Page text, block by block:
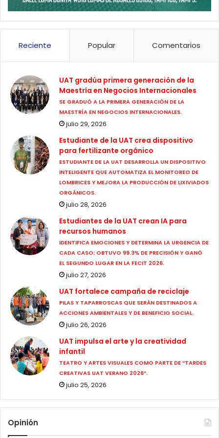
Reciente Popular Comentarios
UAT gradúa primera generación de la
Maestría en Negocios Internacionales
SE GRADUÓ A LA PRIMERA GENERACIÓN DE LA
MAESTRÍA EN NEGOCIOS INTERNACIONALES.
julio 29, 2026
Estudiante de la UAT crea dispositivo
para fertilizante orgánico
ESTUDIANTE DE LA UAT DESARROLLA UN DISPOSITIVO
INTELIGENTE QUE AUTOMATIZA EL MONITOREO DE
LOMBRICES Y MEJORA LA PRODUCCIÓN DE LIXIVIADOS
ORGÁNICOS.
julio 28, 2026
Estudiantes de la UAT crean IA para
recursos humanos
IDENTIFICA EMOCIONES Y DETERMINA LA URGENCIA DE
CADA CASO; OBTUVO 99.3% DE PRECISIÓN Y GANÓ
EL SEGUNDO LUGAR EN LA FECIT 2026.
julio 27, 2026
UAT fortalece campaña de reciclaje
PILAS Y TAPARROSCAS QUE SERÁN DESTINADOS A
ACCIONES AMBIENTALES Y DE BENEFICIO SOCIAL.
julio 26, 2026
UAT impulsa el arte y la creatividad
infantil
TEATRO Y ARTES VISUALES COMO PARTE DE “TARDES
CREATIVAS UAT VERANO 2026”.
julio 25, 2026
Opinión